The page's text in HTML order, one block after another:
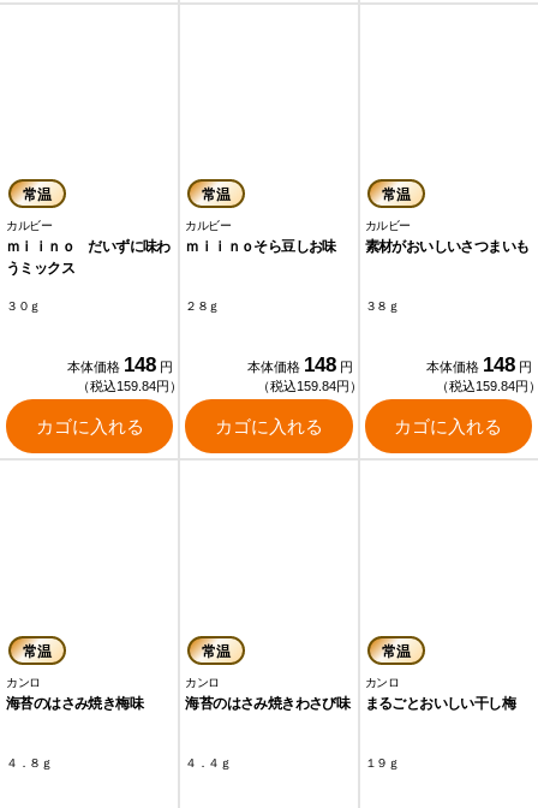
常温
カルビー
ｍｉｉｎｏ だいずに味わ
うミックス
３０ｇ
本体価格 148 円
（税込159.84円）
カゴに入れる
常温
カルビー
ｍｉｉｎｏそら豆しお味
２８ｇ
本体価格 148 円
（税込159.84円）
カゴに入れる
常温
カルビー
素材がおいしいさつまいも
３８ｇ
本体価格 148 円
（税込159.84円
カゴに入れる
常温
カンロ
海苔のはさみ焼き梅味
４．８ｇ
常温
カンロ
海苔のはさみ焼きわさび味
４．４ｇ
常温
カンロ
まるごとおいしい干し梅
１９ｇ